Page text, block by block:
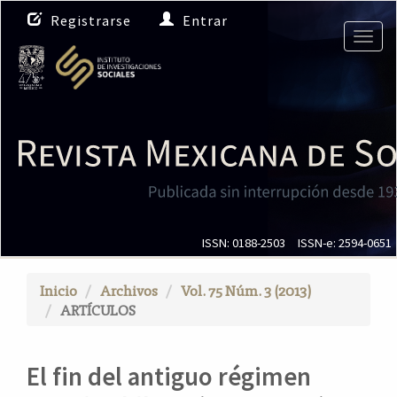
N
a
v
e
g
i
ó
n
c
C
Registrarse Entrar
ISSN: 0188-2503 ISSN-e: 2594-0651
Inicio Archivos
Vol. 75 Núm. 3 (2013)
ARTÍCULOS
El fin del antiguo régimen